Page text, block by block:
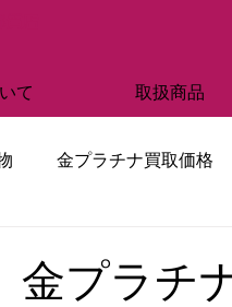
て 取扱商品
金プラチナ買取価格
プラチ